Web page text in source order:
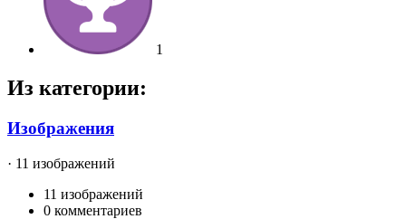
1
Из категории:
Изображения
· 11 изображений
11 изображений
0 комментариев